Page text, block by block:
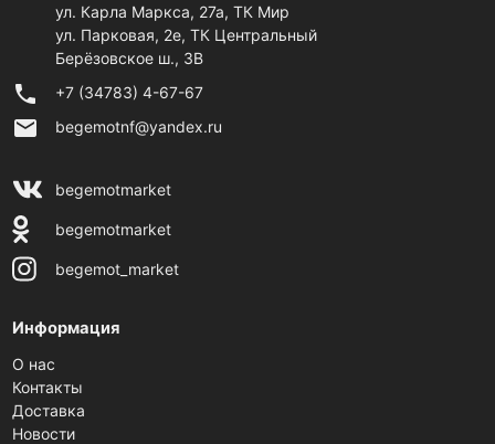
ул. Карла Маркса, 27а, ТК Мир
ул. Парковая, 2е, ТК Центральный
Берёзовское ш., 3В
phone +7 (34783) 4-67-67
email begemotnf@yandex.ru
begemotmarket
begemotmarket
begemot_market
Информация
О нас
Контакты
Доставка
Новости